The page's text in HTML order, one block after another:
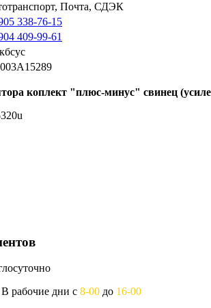
Почта, СДЭК
338-76-15
409-99-61
коплект "плюс-минус" свинец
рабочие дни с 8-00 до 16-00